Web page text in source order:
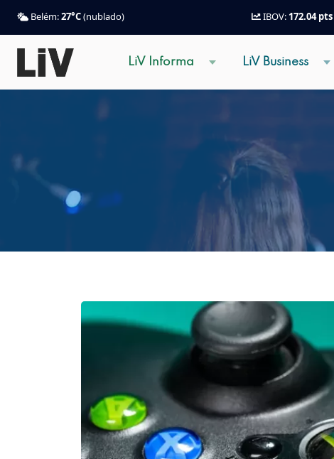
Belém:27°C(nublado) IBOV: 172.04 pts
LiV Informa LiV Business